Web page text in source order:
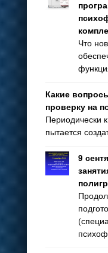
Что
Какие
проверку на
Периодически
пытается
9